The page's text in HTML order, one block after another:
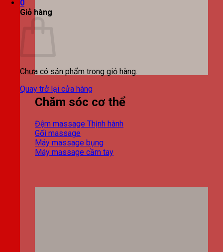
0
Giỏ hàng
Chưa có sản phẩm trong giỏ hàng.
Quay trở lại cửa hàng
Chăm sóc cơ thể
Đệm massage
Gối massage
Máy massage bụng
Máy massage cầm tay